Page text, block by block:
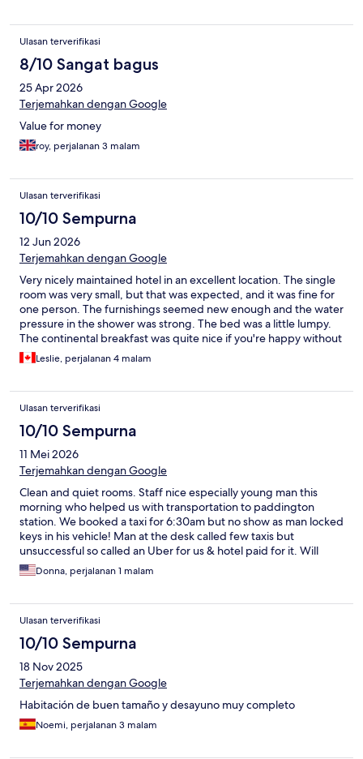
Ulasan terverifikasi
8/10 Sangat bagus
25 Apr 2026
Terjemahkan dengan Google
Value for money
roy, perjalanan 3 malam
Ulasan terverifikasi
10/10 Sempurna
12 Jun 2026
Terjemahkan dengan Google
Very nicely maintained hotel in an excellent location. The single
room was very small, but that was expected, and it was fine for
one person. The furnishings seemed new enough and the water
pressure in the shower was strong. The bed was a little lumpy.
The continental breakfast was quite nice if you're happy without
hot dishes. The location is minutes from the high street with two
Tube stations and loads of cafes, restaurants and shops.
walk. The hotel is on a quiet street. The hotel bar is never open,
but there are at least 4 pubs within 2 minutes. Overall very good
value for money.
Leslie, perjalanan 4 malam
Ulasan terverifikasi
10/10 Sempurna
11 Mei 2026
Terjemahkan dengan Google
Clean and quiet rooms. Staff nice especially young man this
morning who helped us with transportation to paddington
station. We booked a taxi for 6:30am but no show as man locked
keys in his vehicle! Man at the desk called few taxis but
unsuccessful so called an Uber for us & hotel paid for it. Will
definitely stay at hotel next time we visit London.
Donna, perjalanan 1 malam
Ulasan terverifikasi
10/10 Sempurna
18 Nov 2025
Terjemahkan dengan Google
Habitación de buen tamaño y desayuno muy completo
Noemi, perjalanan 3 malam